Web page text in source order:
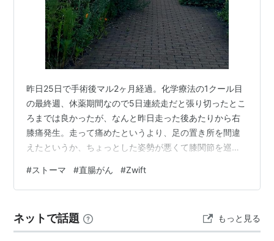
昨日25日で手術後マル2ヶ月経過。化学療法の1クール目
の最終週、休薬期間なので5日連続走だと張り切ったとこ
ろまでは良かったが、なんと昨日走った後あたりから右
膝痛発生。走って痛めたというより、足の置き所を間違
えたというか、ちょっとした姿勢が悪くて膝関節を巡る
大事をとって超スロージョグにしておいた。せっかくペ
ースが出来て来たというのになんと残念な。そんな暗雲
刻思い立ち、「そうだ、ちょっとバイクに乗ってみよ
う」と、久々のZwift起動。バイクパンツに履き替え、ど
#ストーマ #直腸がん #Zwift
ネットで話題 もっと見る